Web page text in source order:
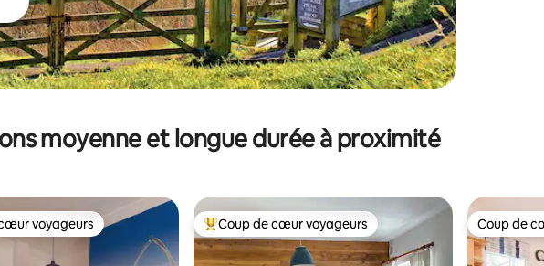
moyenne et longue durée à proximité
voyageurs les plus appréciés
voyageurs Coups de cœur voyageurs les plus appréciés
Coup de cœur voyageurs Coup de
Coup de